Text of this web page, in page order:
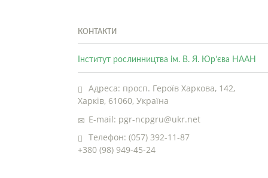
КОНТАКТИ
Інститут рослинництва ім. В. Я. Юр’єва НААН
Адреса: просп. Героїв Харкова, 142,
Харків, 61060, Україна
E-mail: pgr-ncpgru@ukr.net
Телефон: (057) 392-11-87
+380 (98) 949-45-24